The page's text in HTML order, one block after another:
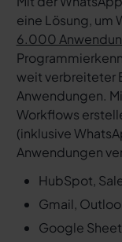
eine Lösung, um
6.000
weit verbreiteter
Anwendungen.
Workflows
(inklusive
Anwendungen
HubSpot,
Gmail,
Google